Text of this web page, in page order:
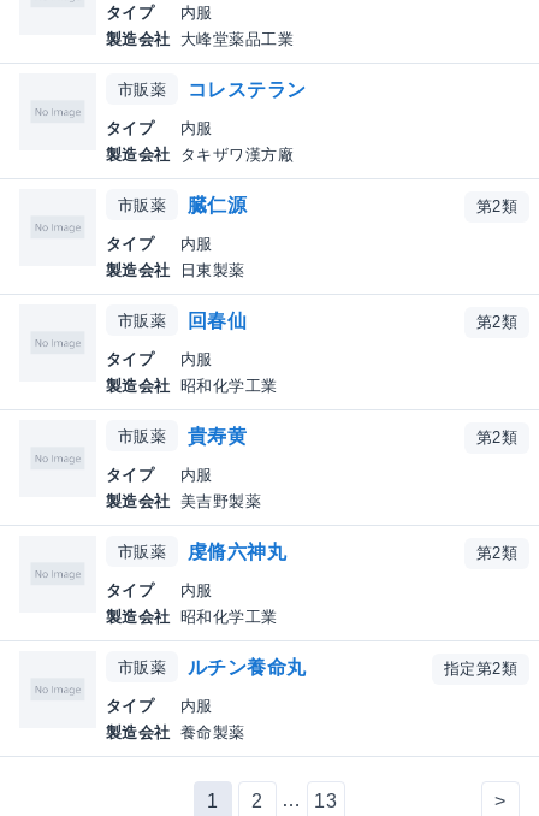
タイプ
内服
製造会社
大峰堂薬品工業
市販薬 コレステラン
タイプ
内服
製造会社
タキザワ漢方廠
市販薬 臓仁源
タイプ
内服
製造会社
日東製薬
第2類
市販薬 回春仙
タイプ
内服
製造会社
昭和化学工業
第2類
市販薬 貴寿黄
タイプ
内服
製造会社 美吉野製薬
第2類
市販薬 虔脩六神丸
タイプ
内服
製造会社
昭和化学工業
第2類
市販薬 ルチン養命丸
タイプ
内服
製造会社 養命製薬
指定第2類
1 2 … 13 >